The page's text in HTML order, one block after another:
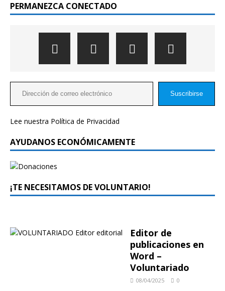
PERMANEZCA CONECTADO
Suscribirse
Lee nuestra Política de Privacidad
AYUDANOS ECONÓMICAMENTE
¡TE NECESITAMOS DE VOLUNTARIO!
Editor de
publicaciones en
Word –
Voluntariado
08/04/2025 0